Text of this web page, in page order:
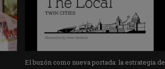
El buzón como nueva portada: la estrategia de